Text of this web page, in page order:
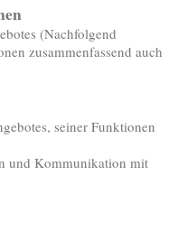
(Nachfolgend
zusammenfassend auch
seiner Funktionen
und Kommunikation mit